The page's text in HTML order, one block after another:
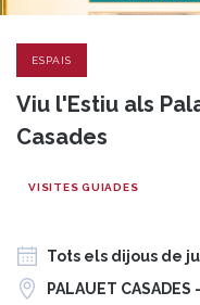
ESPAIS
Viu l'Estiu als
Casades
VISITES GUIADES
Tots els dijous de
PALAUET